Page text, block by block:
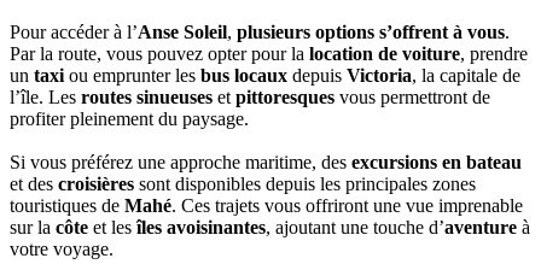
Pour accéder à l’Anse Soleil, plusieurs options s’offrent à vous.
Par la route, vous pouvez opter pour la location de voiture, prendre
un taxi ou emprunter les bus locaux depuis Victoria, la capitale de
l’île. Les routes sinueuses et pittoresques vous permettront de
profiter pleinement du paysage.
Si vous préférez une approche maritime, des excursions en bateau
et des croisières sont disponibles depuis les principales zones
touristiques de Mahé. Ces trajets vous offriront une vue imprenable
sur la côte et lesîles avoisinantes, ajoutant une touche d’aventure à
votre voyage.